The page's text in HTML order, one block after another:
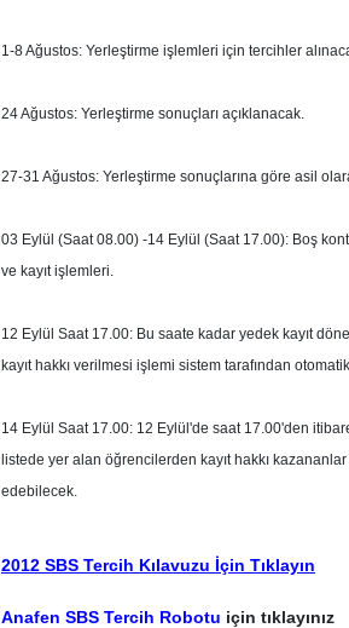
1-8 Ağustos: Yerleştirme işlemleri için tercihler
24 Ağustos: Yerleştirme sonuçları açıklanacak.
27-31 Ağustos: Yerleştirme sonuçlarına göre asil
03 Eylül (Saat 08.00) -14 Eylül (Saat 17.00): Boş
ve kayıt işlemleri.
12 Eylül Saat 17.00: Bu saate kadar yedek kayıt
kayıt hakkı verilmesi işlemi sistem tarafından
14 Eylül Saat 17.00: 12 Eylül'de saat 17.00'den
listede yer alan öğrencilerden kayıt hakkı
edebilecek.
2012 SBS Tercih Kılavuzu İçin Tıklayın
Anafen SBS Tercih Robotu için tıklayınız